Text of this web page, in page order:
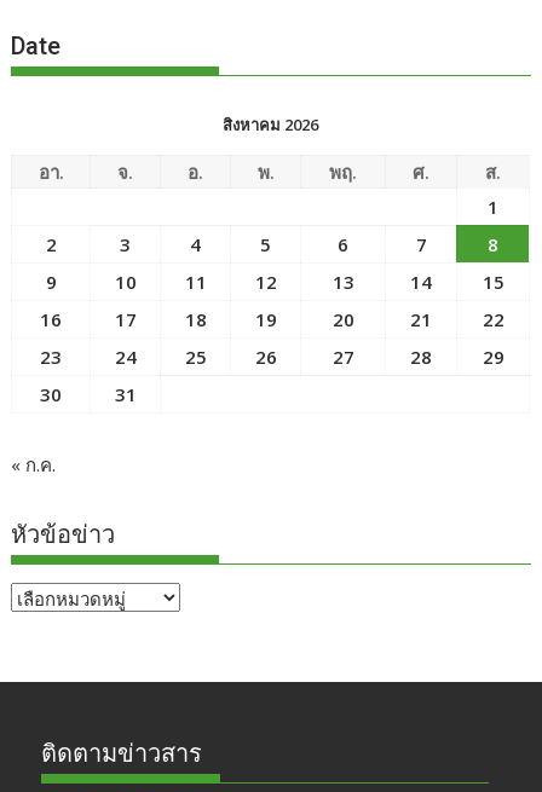
Date
สิงหาคม 2026
อา. จ. อ. พ. พฤ. ศ.
ส.
1
2
3 4 5 6 7
8
9
10 11 12 13 14
15
16
17 18 19 20 21
22
23
24 25 26 27 28
29
30
31
« ก.ค.
หัวข้อข่าว
หัวข้อ
ติดตามข่าวสาร